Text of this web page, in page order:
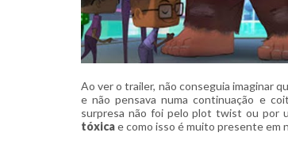
Ao ver o trailer, não conseguia imaginar
e não pensava numa continuação e
surpresa não foi pelo plot twist ou por
tóxicae como isso é muito presente em